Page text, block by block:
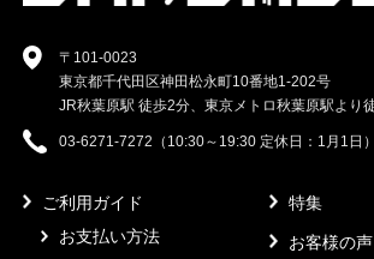
〒101-0023
東京都千代田区神田松永町10番地1-202号
JR秋葉原駅 徒歩2分、東京メトロ秋葉原駅より
03-6271-7272（10:30～19:30 定休日：1月1日）
ご利用ガイド
お支払い方法
特集
お客様の声